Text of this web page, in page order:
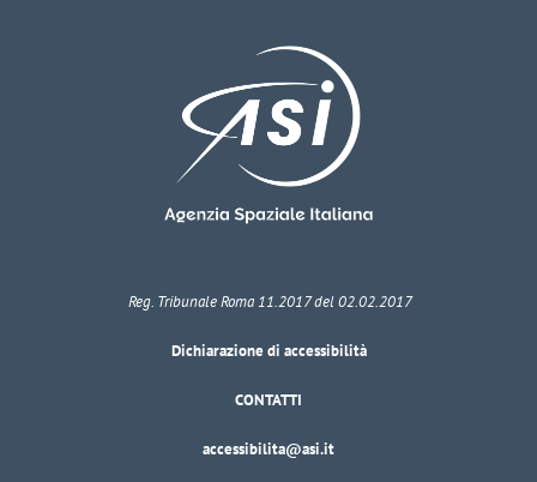
Reg. Tribunale Roma 11.2017 del 02.02.2017
Dichiarazione di accessibilità
CONTATTI
accessibilita@asi.it